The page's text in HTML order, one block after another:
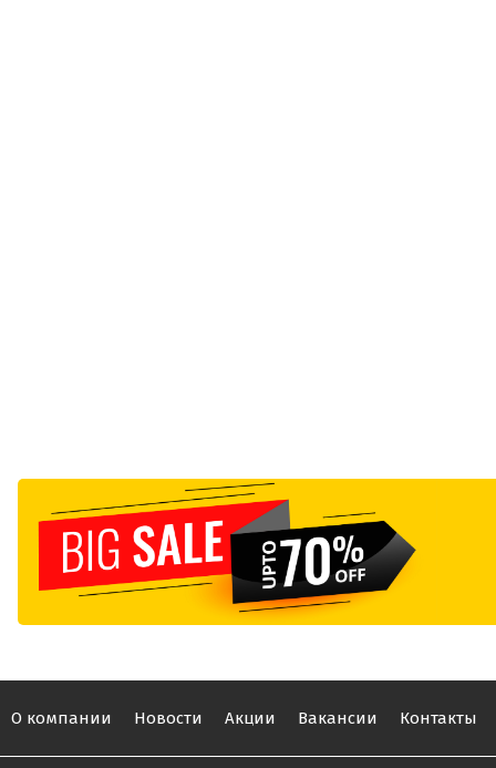
О компании Новости Акции Вакансии Контакты